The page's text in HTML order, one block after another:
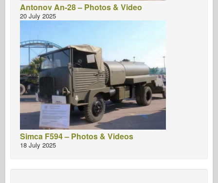
Antonov An-28 – Photos & Video
20 July 2025
Simca F594 – Photos & Videos
18 July 2025